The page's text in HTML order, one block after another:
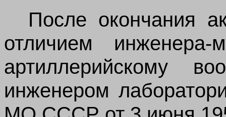
После окончания
отличием инженера-
артиллерийскому
инженером